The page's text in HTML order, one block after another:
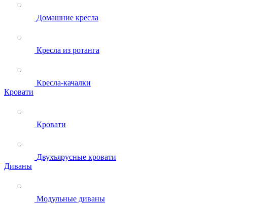
Домашние кресла
Кресла из ротанга
Кресла-качалки
Кровати
Кровати
Двухъярусные кровати
Диваны
Модульные диваны